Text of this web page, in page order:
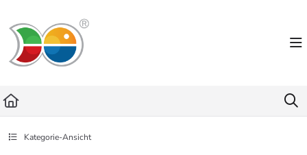
Fetch the complete documentation index at:
Use this file to discover all available pages before exploring further.
Kategorie-Ansicht